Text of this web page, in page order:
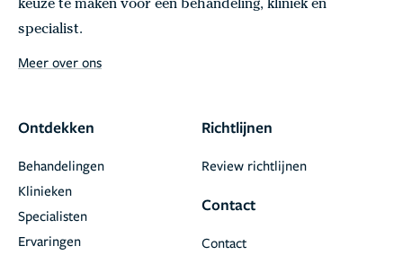
keuze te maken voor een behandeling, kliniek en
specialist.
Meer over ons
Ontdekken
Behandelingen
Klinieken
Specialisten
Ervaringen
Richtlijnen
Review richtlijnen
Contact
Contact